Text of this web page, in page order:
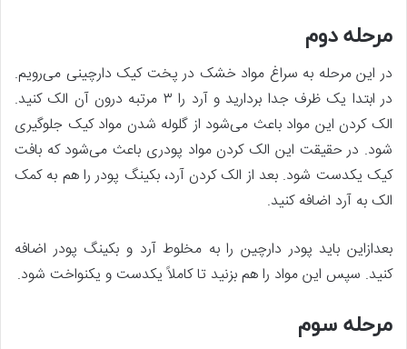
مرحله دوم
در این مرحله به سراغ مواد خشک در پخت کیک دارچینی می‌رویم.
در ابتدا یک ظرف جدا بردارید و آرد را ۳ مرتبه درون آن الک کنید.
الک کردن این مواد باعث می‌شود از گلوله شدن مواد کیک جلوگیری
شود. در حقیقت این الک کردن مواد پودری باعث می‌شود که بافت
کیک یکدست شود. بعد از الک کردن آرد، بکینگ پودر را هم به کمک
الک به آرد اضافه کنید.
بعدازاین باید پودر دارچین را به مخلوط آرد و بکینگ پودر اضافه
کنید. سپس این مواد را هم بزنید تا کاملاً یکدست و یکنواخت شود.
مرحله سوم